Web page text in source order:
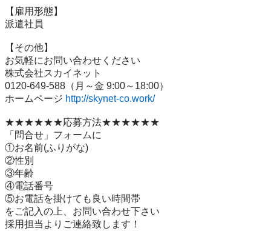
【雇用形態】
派遣社員
【その他】
お気軽にお問い合わせください
株式会社スカイネット
0120-649-588（月～金 9:00～18:00）
ホームページ http://skynet-co.work/
★★★★★★応募方法★★★★★★
「問合せ」フォームに
①お名前(ふりがな)
②性別
③年齢
④電話番号
⑤お電話を掛けても良い時間帯
をご記入の上、お問い合わせ下さい
採用担当よりご連絡致します！